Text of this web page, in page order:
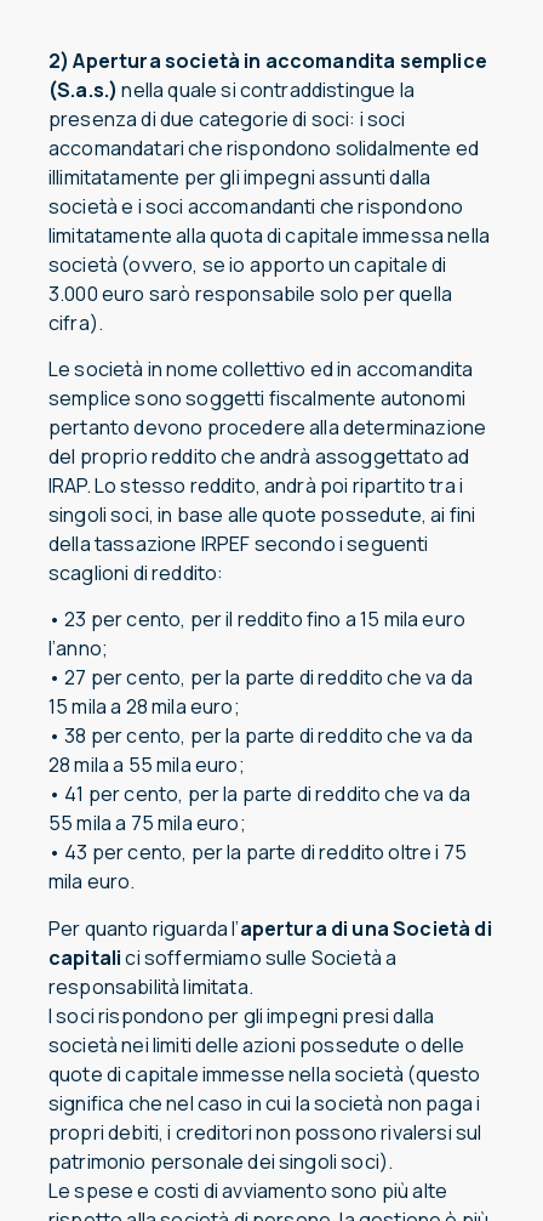
2) Apertura società in accomandita semplice
(S.a.s.) nella quale si contraddistingue la
presenza di due categorie di soci: i soci
accomandatari che rispondono solidalmente ed
illimitatamente per gli impegni assunti dalla
società e i soci accomandanti che rispondono
limitatamente alla quota di capitale immessa nella
società (ovvero, se io apporto un capitale di
3.000 euro sarò responsabile solo per quella
cifra).
Le società in nome collettivo ed in accomandita
semplice sono soggetti fiscalmente autonomi
pertanto devono procedere alla determinazione
del proprio reddito che andrà assoggettato ad
IRAP. Lo stesso reddito, andrà poi ripartito tra i
singoli soci, in base alle quote possedute, ai fini
della tassazione IRPEF secondo i seguenti
scaglioni di reddito:
• 23 per cento, per il reddito fino a 15 mila euro
l’anno;
• 27 per cento, per la parte di reddito che va da
15 mila a 28 mila euro;
• 38 per cento, per la parte di reddito che va da
28 mila a 55 mila euro;
• 41 per cento, per la parte di reddito che va da
55 mila a 75 mila euro;
• 43 per cento, per la parte di reddito oltre i 75
mila euro.
Per quanto riguarda l’apertura di una Società di
capitalici soffermiamo sulle Società a
responsabilità limitata.
I soci rispondono per gli impegni presi dalla
società nei limiti delle azioni possedute o delle
quote di capitale immesse nella società (questo
significa che nel caso in cui la società non paga i
propri debiti, i creditori non possono rivalersi sul
patrimonio personale dei singoli soci).
Le spese e costi di avviamento sono più alte